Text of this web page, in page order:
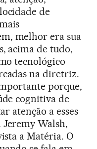
de
melhor era sua
acima de tudo,
tecnológico
na diretriz.
porque,
cognitiva de
atenção a esses
Walsh,
a Matéria. O